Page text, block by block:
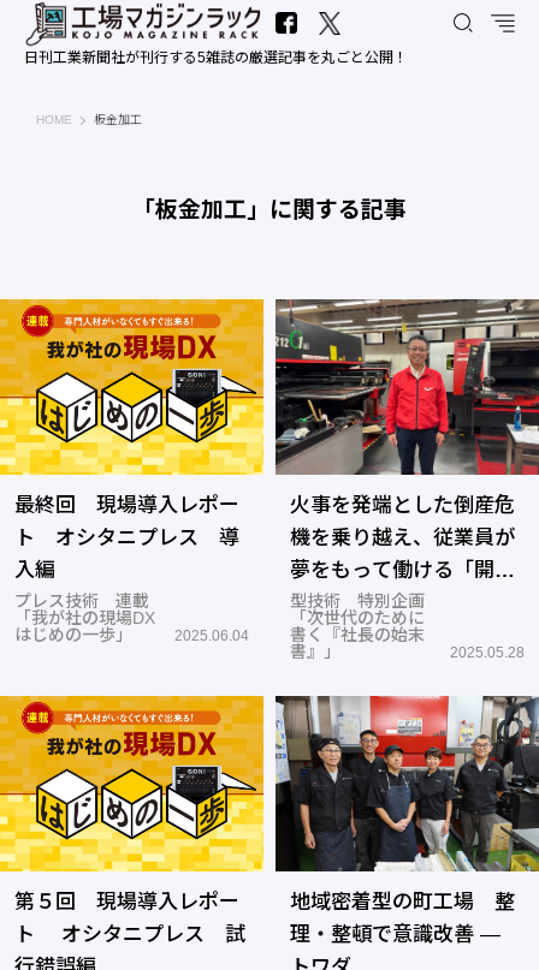
日刊工業新聞社が刊行する5雑誌の厳選記事を丸ごと公開！
HOME 工場マガジンラック｜日刊工業新聞社
板金加工
「板金加工」に関する記事
最終回 現場導入レポー
ト オシタニプレス 導
入編
プレス技術 連載
「我が社の現場DX
はじめの一歩」
2025.06.04
火事を発端とした倒産危
機を乗り越え、従業員が
夢をもって働ける「開発
型」企業を実現―浜野製
作所
型技術 特別企画
「次世代のために
書く『社長の始末
書』」
2025.05.28
第５回 現場導入レポー
ト オシタニプレス 試
地域密着型の町工場 整
理・整頓で意識改善 ―